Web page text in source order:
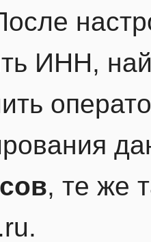
ИНН,
, те же